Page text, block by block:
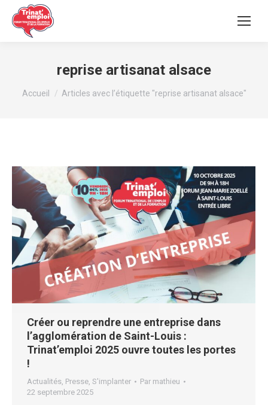
reprise artisanat alsace
Vous êtes ici :
Accueil Articles avec l’étiquette "reprise artisanat alsace"
Créer ou reprendre une entreprise dans
l’agglomération de Saint-Louis :
Trinat’emploi 2025 ouvre toutes les portes
!
Actualités, Presse, S'implanter Par mathieu
22 septembre 2025